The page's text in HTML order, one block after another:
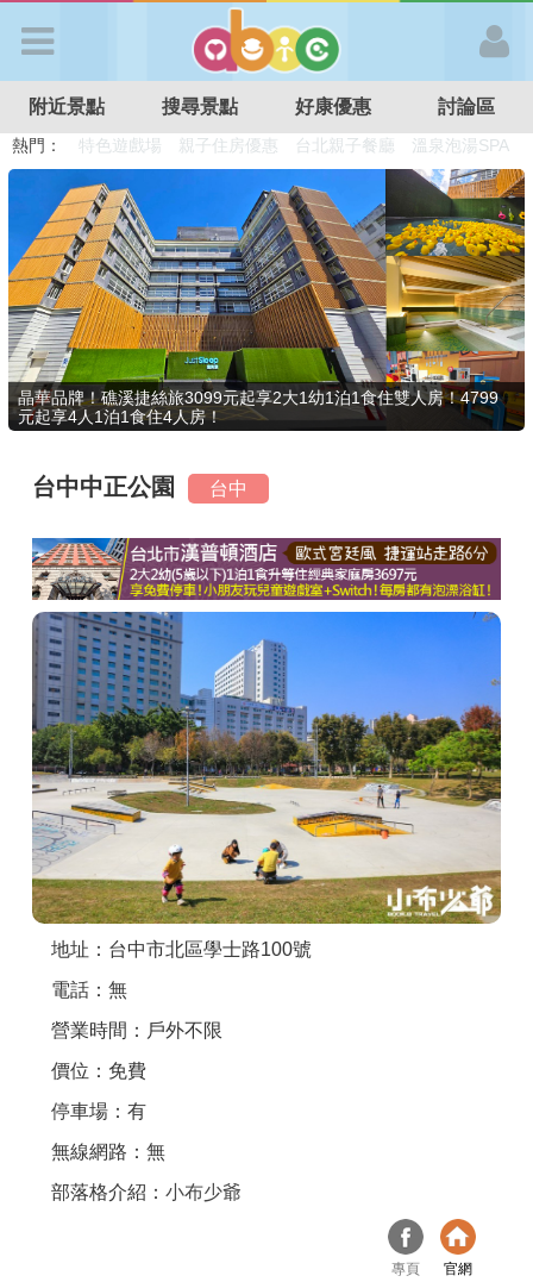
APP登入
首 頁
搜尋景點
好康優惠
最新消息
最新留言
商家合作
推薦景點
討論區
聯絡我們
APP下載
附近景點 搜尋景點 好康優惠 討論區
熱門： 溜滑梯民宿 觀光工廠 DIY摘果
日本親子景點
特色遊戲場
親子住房優惠 台北親子餐廳 溫泉泡湯SPA
晶華品牌！礁溪捷絲旅3099元起享2大1幼1泊1食住雙人房！4799
元起享4人1泊1食住4人房！
台中中正公園 台中
地址：台中市北區學士路100號
電話：無
營業時間：戶外不限
價位：免費
停車場：有
無線網路：無
部落格介紹： 小布少爺
專頁 官網